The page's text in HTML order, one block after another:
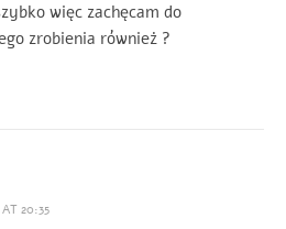
więc zachęcam do
zrobienia również ?
AT 20:35